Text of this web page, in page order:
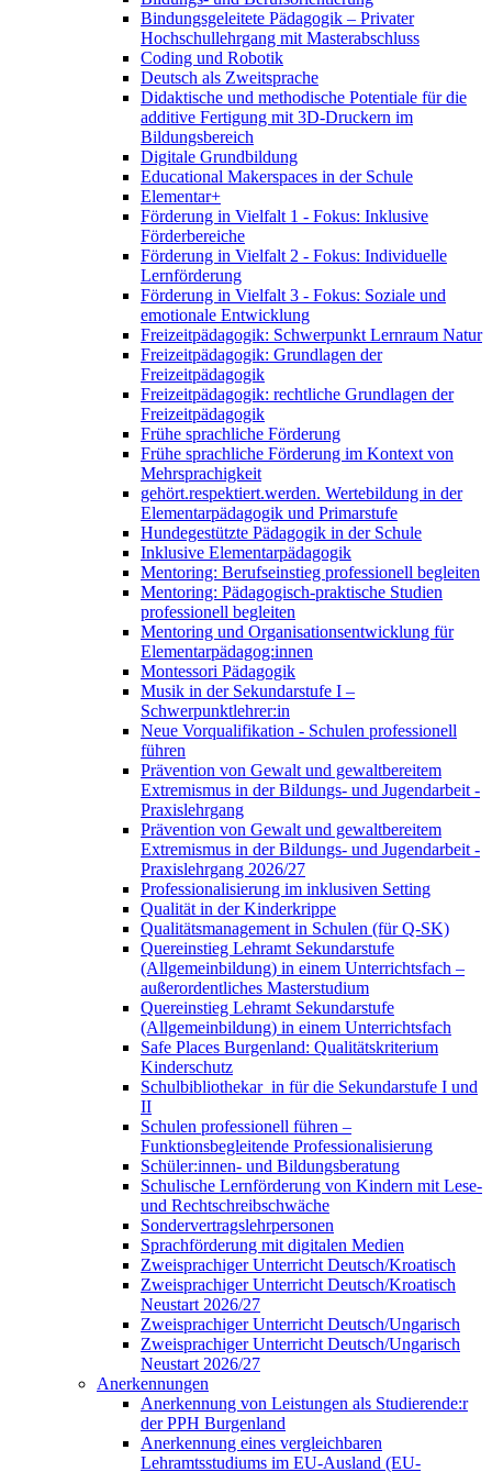
Bindungsgeleitete Pädagogik – Privater
Hochschullehrgang mit Masterabschluss
Coding und Robotik
Deutsch als Zweitsprache
Didaktische und methodische Potentiale für die
additive Fertigung mit 3D-Druckern im
Bildungsbereich
Digitale Grundbildung
Educational Makerspaces in der Schule
Elementar+
Förderung in Vielfalt 1 - Fokus: Inklusive
Förderbereiche
Förderung in Vielfalt 2 - Fokus: Individuelle
Lernförderung
Förderung in Vielfalt 3 - Fokus: Soziale und
emotionale Entwicklung
Freizeitpädagogik: Schwerpunkt Lernraum Natur
Freizeitpädagogik: Grundlagen der
Freizeitpädagogik
Freizeitpädagogik: rechtliche Grundlagen der
Freizeitpädagogik
Frühe sprachliche Förderung
Frühe sprachliche Förderung im Kontext von
Mehrsprachigkeit
gehört.respektiert.werden. Wertebildung in der
Elementarpädagogik und Primarstufe
Hundegestützte Pädagogik in der Schule
Inklusive Elementarpädagogik
Mentoring: Berufseinstieg professionell begleiten
Mentoring: Pädagogisch-praktische Studien
professionell begleiten
Mentoring und Organisationsentwicklung für
Elementarpädagog:innen
Montessori Pädagogik
Musik in der Sekundarstufe I –
Schwerpunktlehrer:in
Neue Vorqualifikation - Schulen professionell
führen
Prävention von Gewalt und gewaltbereitem
Extremismus in der Bildungs- und Jugendarbeit -
Praxislehrgang
Prävention von Gewalt und gewaltbereitem
Extremismus in der Bildungs- und Jugendarbeit -
Praxislehrgang 2026/27
Professionalisierung im inklusiven Setting
Qualität in der Kinderkrippe
Qualitätsmanagement in Schulen (für Q-SK)
Quereinstieg Lehramt Sekundarstufe
(Allgemeinbildung) in einem Unterrichtsfach –
außerordentliches Masterstudium
Quereinstieg Lehramt Sekundarstufe
(Allgemeinbildung) in einem Unterrichtsfach
Safe Places Burgenland: Qualitätskriterium
Kinderschutz
Schulbibliothekar_in für die Sekundarstufe I und
II
Schulen professionell führen –
Funktionsbegleitende Professionalisierung
Schüler:innen- und Bildungsberatung
Schulische Lernförderung von Kindern mit Lese-
und Rechtschreibschwäche
Sondervertragslehrpersonen
Sprachförderung mit digitalen Medien
Zweisprachiger Unterricht Deutsch/Kroatisch
Zweisprachiger Unterricht Deutsch/Kroatisch
Neustart 2026/27
Zweisprachiger Unterricht Deutsch/Ungarisch
Zweisprachiger Unterricht Deutsch/Ungarisch
Neustart 2026/27
Anerkennungen
Anerkennung von Leistungen als Studierende:r
der PPH Burgenland
Anerkennung eines vergleichbaren
Lehramtsstudiums im EU-Ausland (EU-